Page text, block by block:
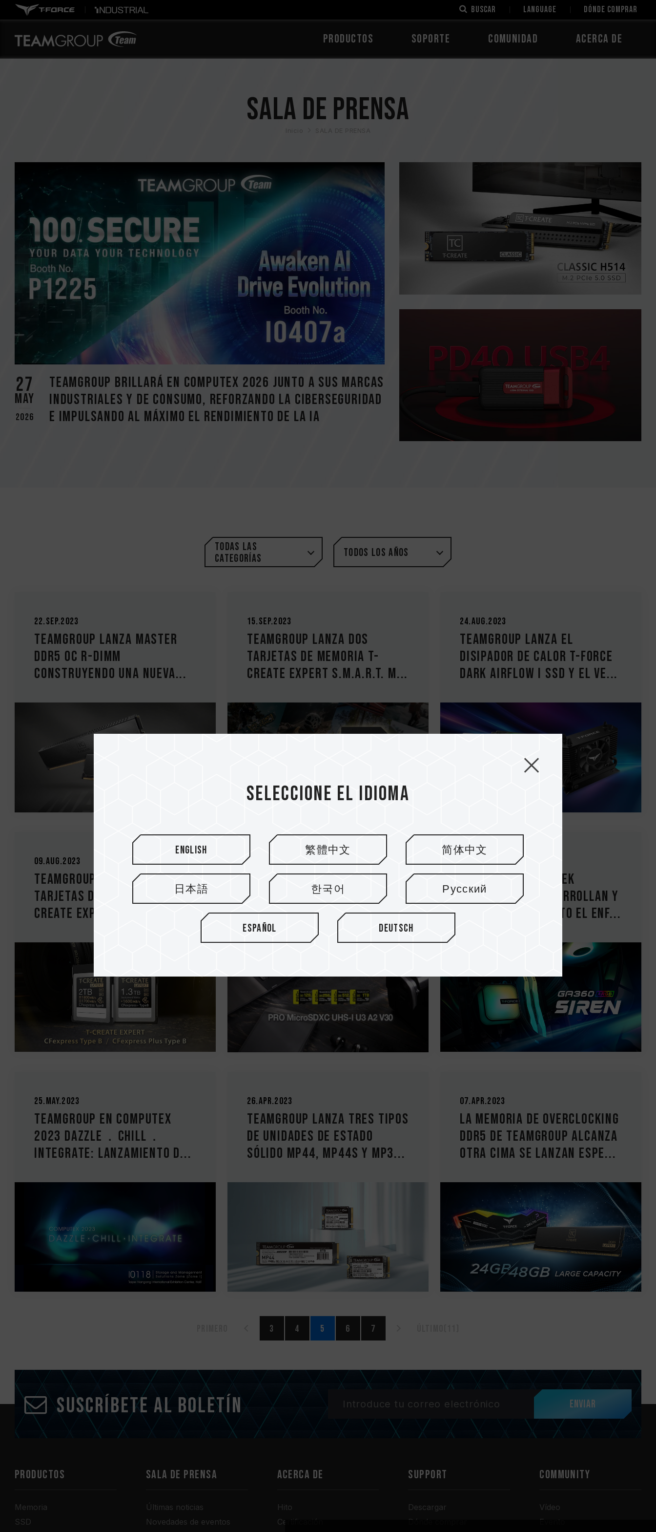
Buscar LANGUAGE Dónde comprar
PRODUCTOS Soporte Comunidad Acerca de
SALA DE PRENSA
Inicio SALA DE PRENSA
27
May
2026
TEAMGROUP brillará en COMPUTEX 2026 junto a sus marcas
industriales y de consumo, reforzando la ciberseguridad
e impulsando al máximo el rendimiento de la IA
Todas las
categorías
Todos los años
22.Sep.2023
TEAMGROUP Lanza MASTER
DDR5 OC R-DIMM
Construyendo Una Nueva...
15.Sep.2023
TEAMGROUP lanza dos
tarjetas de memoria T-
CREATE EXPERT S.M.A.R.T. M...
24.Aug.2023
TEAMGROUP lanza el
disipador de calor T-FORCE
DARK AirFlow I SSD y el ve...
09.Aug.2023
TEAMGROUP lanza las
tarjetas de memoria T-
CREATE EXPERT CFexpress...
13.Jun.2023
TEAMGROUP lanza la tarjeta
de memoria TEAMGROUP PRO+
MicroSDXC UHS-I U3 A2 V30...
07.Jun.2023
TEAMGROUP y ASETEK
Designworks desarrollan y
lanzan en conjunto el enf...
25.May.2023
TEAMGROUP en COMPUTEX
2023 DAZZLE．CHILL．
INTEGRATE: Lanzamiento d...
26.Apr.2023
TEAMGROUP lanza tres tipos
de unidades de estado
sólido MP44, MP44S y MP3...
07.Apr.2023
La memoria de overclocking
DDR5 de TEAMGROUP alcanza
otra cima Se lanzan espe...
3 4 5 6 7
Suscríbete al boletín Enviar
PRODUCTOS
Memoria
SSD
Sala de prensa
Últimas noticias
Novedades de eventos
Acerca de
Hito
Certificación
SUPPORT
Descargar
Dónde comprar
COMMUNITY
Vídeo
Evento
Seleccione el idioma
English 繁體中文 简体中文
日本語 한국어 Русский
Español Deutsch